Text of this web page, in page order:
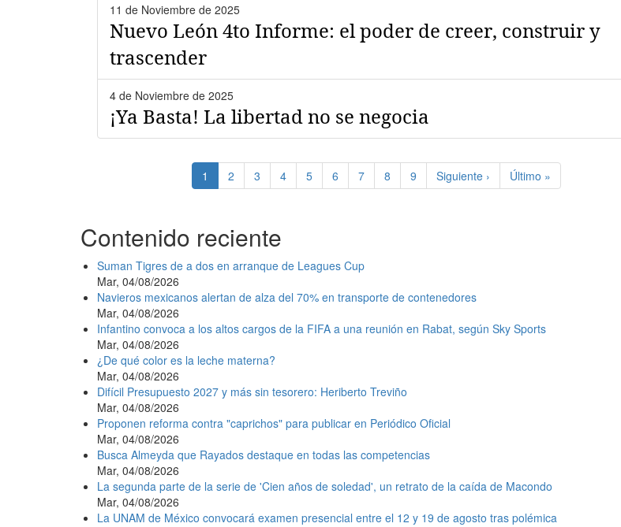
11 de Noviembre de 2025
Nuevo León 4to Informe: el poder de creer, construir y
trascender
4 de Noviembre de 2025
¡Ya Basta! La libertad no se negocia
Página
actual
1 Page
2 Page
3 Page
4 Page
5 Page
6 Page
7 Page
8 Page
9
Siguiente
página
Siguiente ›
Última
página
Último »
Contenido reciente
Suman Tigres de a dos en arranque de Leagues Cup
Mar, 04/08/2026
Navieros mexicanos alertan de alza del 70% en transporte de contenedores
Mar, 04/08/2026
Infantino convoca a los altos cargos de la FIFA a una reunión en Rabat, según Sky Sports
Mar, 04/08/2026
¿De qué color es la leche materna?
Mar, 04/08/2026
Difícil Presupuesto 2027 y más sin tesorero: Heriberto Treviño
Mar, 04/08/2026
Proponen reforma contra "caprichos" para publicar en Periódico Oficial
Mar, 04/08/2026
Busca Almeyda que Rayados destaque en todas las competencias
Mar, 04/08/2026
La segunda parte de la serie de 'Cien años de soledad', un retrato de la caída de Macondo
Mar, 04/08/2026
La UNAM de México convocará examen presencial entre el 12 y 19 de agosto tras polémica